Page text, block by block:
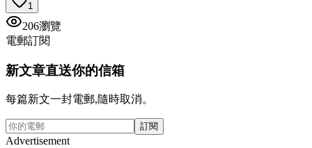
1
206瀏覽
電郵訂閱
新文章直送你的信箱
每篇新文一封電郵,隨時取消。
訂閱
Advertisement